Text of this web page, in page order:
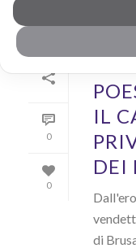
0
0
IL
DEI
di